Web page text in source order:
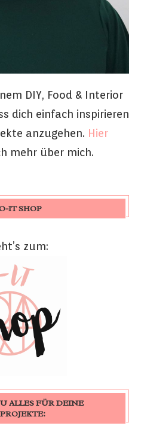
DIY, Food & Interior
dich einfach inspirieren
anzugehen. Hier
mehr über mich.
IT SHOP
zum:
ALLES FÜR DEINE